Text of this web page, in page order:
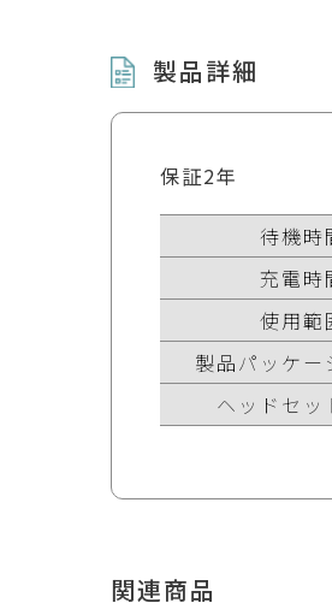
製品詳細
保証2年
待機時
充電時
使用範
製品パッケー
ヘッドセッ
関連商品